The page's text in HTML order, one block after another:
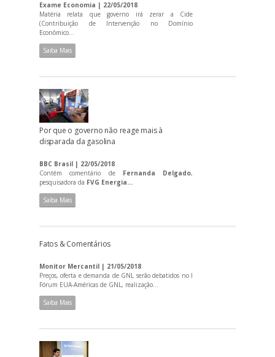
Exame Economia | 22/05/2018
Matéria relata que governo irá zerar a Cide
(Contribuição de Intervenção no Domínio
Econômico...
Saiba Mais
Por que o governo não reage mais à
disparada da gasolina
BBC Brasil | 22/05/2018
Contém comentário de Fernanda Delgado,
pesquisadora da FVG Energia...
Saiba Mais
Fatos & Comentários
Monitor Mercantil | 21/05/2018
Preços, oferta e demanda de GNL serão debatidos no I
Fórum EUA-Américas de GNL, realização...
Saiba Mais